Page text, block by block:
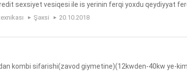
sexsiyet vesiqesi ile is yerinin ferqi yoxdu qeydiyyat
Şəxsi 20.10.2018
kombi sifarishi(zavod giymetine)(12kwden-40kw ye-